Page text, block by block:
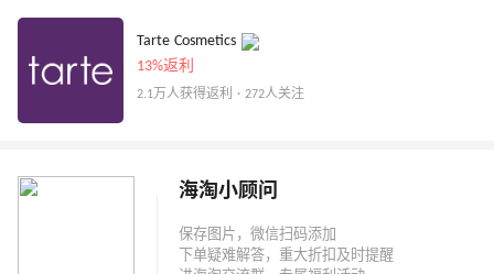
Tarte Cosmetics
13%返利
2.1万人获得返利 · 272人关注
海淘小顾问